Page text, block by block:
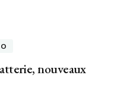
nouveaux